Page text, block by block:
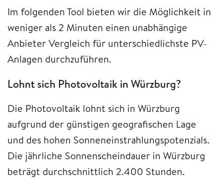
Im folgenden Tool bieten wir die Möglichkeit in
weniger als 2 Minuten einen unabhängige
Anbieter Vergleich für unterschiedlichste PV-
Anlagen durchzuführen.
Lohnt sich Photovoltaik in Würzburg?
Die Photovoltaik lohnt sich in Würzburg
aufgrund der günstigen geografischen Lage
und des hohen Sonneneinstrahlungspotenzials.
Die jährliche Sonnenscheindauer in Würzburg
beträgt durchschnittlich 2.400 Stunden.